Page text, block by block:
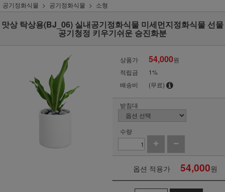
공기정화식물 공기정화식물 소형
맛상 탁상용(BJ_06) 실내공기정화식물 미세먼지정화식물 선물
공기청정 키우기쉬운 승진화분
상품가 54,000원
적립금
1%
배송비
(무료)
받침대
수량
옵션 적용가 54,000원